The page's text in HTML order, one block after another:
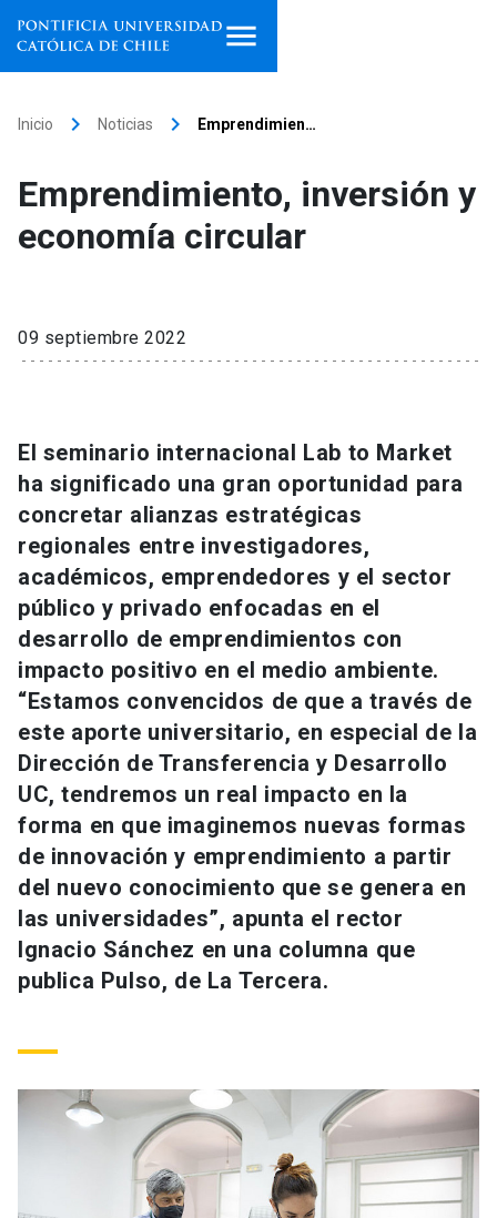
Facultades, escuelas e
institutos
Internacionalización
Vinculación
Universidad
Información para keyboard_arrow_down
Futuros estudiantes
Estudiantes
Académicos
Personal
launch
Padres y familia
Vecinos launch
Go to english site
ACCESOS DIRECTOS
Admisión launch
Mi Cuenta UC launch
Correo UC launch
Medios Biblioteca launch
Donaciones launch
Inicio keyboard_arrow_right Noticias keyboard_arrow_right Emprendimien…
Emprendimiento, inversión y
economía circular
09 septiembre 2022
El seminario internacional Lab to Market
ha significado una gran oportunidad para
concretar alianzas estratégicas
regionales entre investigadores,
académicos, emprendedores y el sector
público y privado enfocadas en el
desarrollo de emprendimientos con
impacto positivo en el medio ambiente.
“Estamos convencidos de que a través de
este aporte universitario, en especial de la
Dirección de Transferencia y Desarrollo
UC, tendremos un real impacto en la
forma en que imaginemos nuevas formas
de innovación y emprendimiento a partir
del nuevo conocimiento que se genera en
las universidades”, apunta el rector
Ignacio Sánchez en una columna que
publica Pulso, de La Tercera.